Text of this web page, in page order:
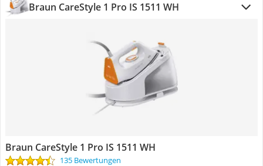
Braun CareStyle 1 Pro IS 1511 WH
Braun CareStyle 1 Pro IS 1511 WH
135 Bewertungen